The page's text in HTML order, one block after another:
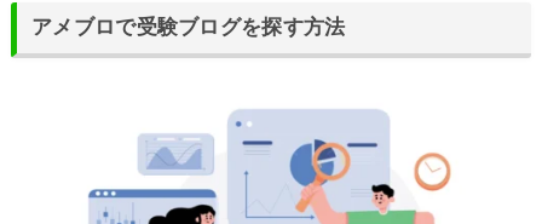
アメブロで受験ブログを探す方法